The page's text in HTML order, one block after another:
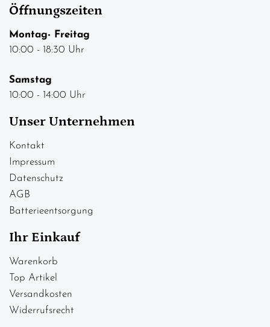
Öffnungszeiten
Montag- Freitag
10:00 - 18:30 Uhr
Samstag
10:00 - 14:00 Uhr
Unser Unternehmen
Kontakt
Impressum
Datenschutz
AGB
Batterieentsorgung
Ihr Einkauf
Warenkorb
Top Artikel
Versandkosten
Widerrufsrecht